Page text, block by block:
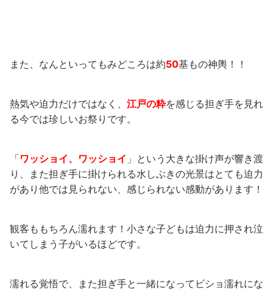
また、なんといってもみどころは約50基もの神輿！！
熱気や迫力だけではなく、 江戸の粋を感じる担ぎ手を見れ
る今では珍しいお祭りです。
「ワッショイ、ワッショイ 」という大きな掛け声が響き渡
り、また担ぎ手に掛けられる水しぶきの光景はとても迫力
があり他では見られない、感じられない感動があります！
観客ももちろん濡れます！小さな子どもは迫力に押され泣
いてしまう子がいるほどです。
濡れる覚悟で、また担ぎ手と一緒になってビショ濡れにな